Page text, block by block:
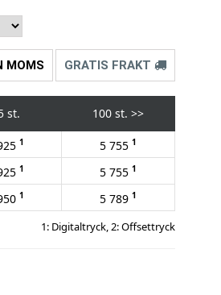
MOMS GRATIS FRAKT
st. 100 st. >>
1 5 755 1
1 5 755 1
1 5 789 1
1: Digitaltryck, 2: Offsettryck